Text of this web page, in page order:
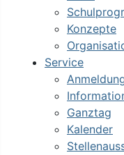
Konzepte
Service
Ganztag
Kalender